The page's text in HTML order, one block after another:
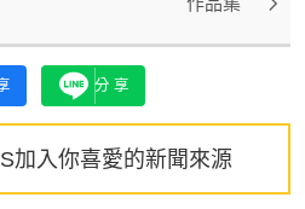
分享
加入你喜愛的新聞來源